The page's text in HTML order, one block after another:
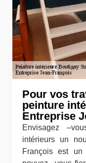
Pour vos
peinture
Entreprise
Envisagez
intérieurs un
François est